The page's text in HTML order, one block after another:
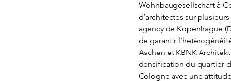
Wohnbaugesellschaft à
d’architectes sur
agency de Kopenhague
de garantir
Aachen et KBNK
densification du quartier
Cologne avec une